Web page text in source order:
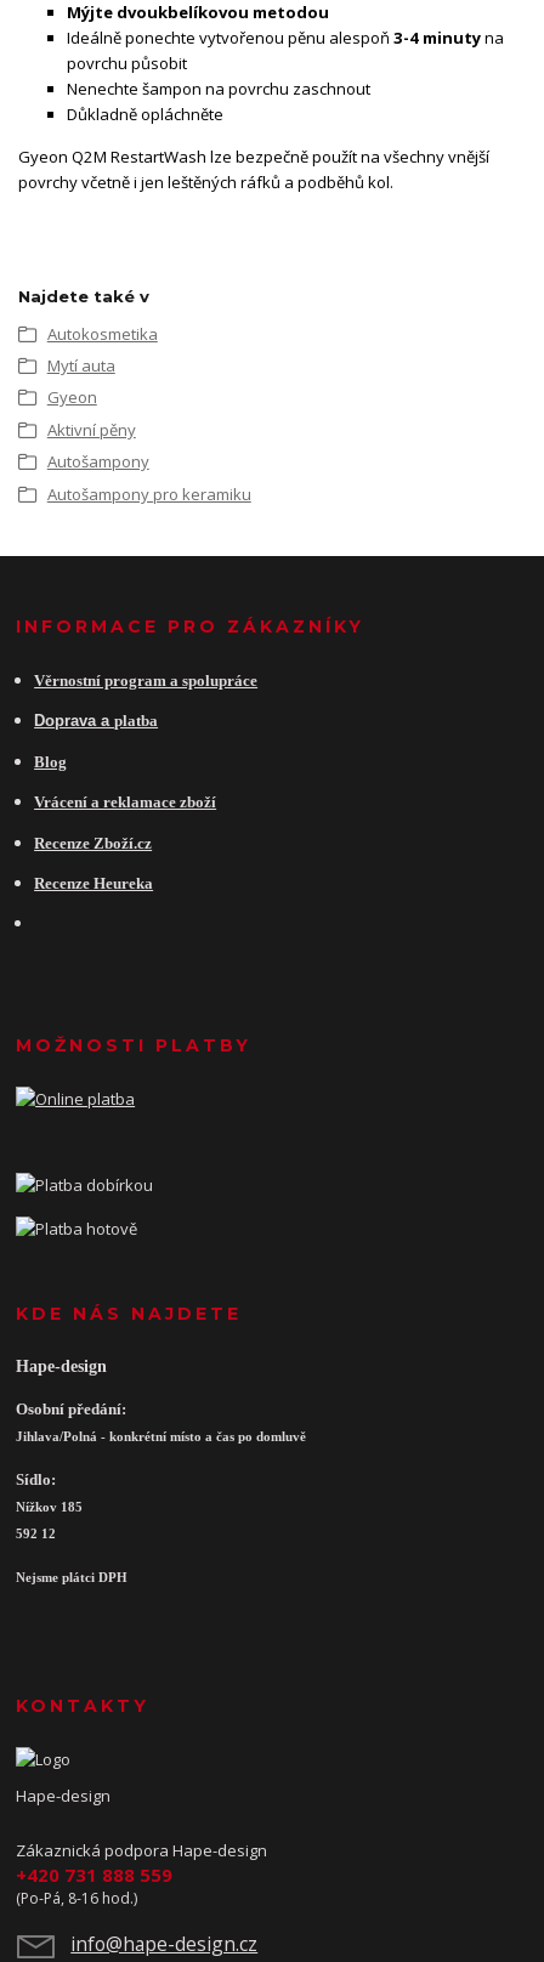
Mýjte dvoukbelíkovou metodou
Ideálně ponechte vytvořenou pěnu alespoň 3-4 minutyna
povrchu působit
Nenechte šampon na povrchu zaschnout
Důkladně opláchněte
Gyeon Q2M RestartWash lze bezpečně použít na všechny vnější
povrchy včetně i jen leštěných ráfků a podběhů kol.
Najdete také v
Autokosmetika
Mytí auta
Gyeon
Aktivní pěny
Autošampony
Autošampony pro keramiku
INFORMACE PRO ZÁKAZNÍKY
Věrnostní program a spolupráce
Doprava aplatba
Blog
Vrácení a reklamace zboží
Recenze Zboží.cz
Recenze Heureka
MOŽNOSTI PLATBY
KDE NÁS NAJDETE
Hape-design
Osobní předání:
Jihlava/Polná - konkrétní místo a čas po domluvě
Sídlo:
Nížkov 185
592 12
Nejsme plátci DPH
KONTAKTY
Hape-design
Zákaznická podpora Hape-design
+420 731 888 559
(Po-Pá, 8-16 hod.)
info@hape-design.cz